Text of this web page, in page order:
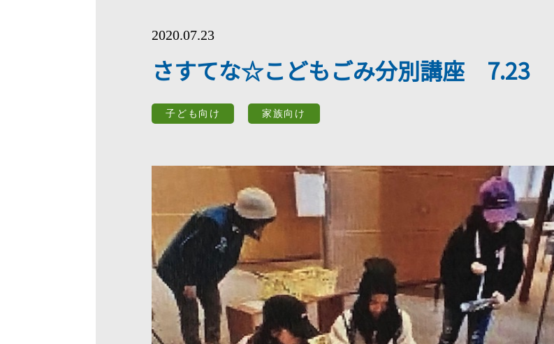
2020.07.23
さすてな☆こどもごみ分別講座 7.23
子ども向け 家族向け